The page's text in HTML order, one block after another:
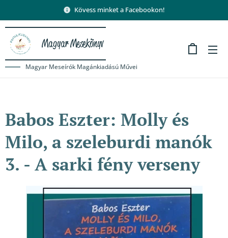
Kövess minket a Facebookon!
Magyar Mesekönyv
Magyar Meseírók Magánkiadású Művei
Babos Eszter: Molly és
Milo, a szeleburdi manók
3. - A sarki fény verseny